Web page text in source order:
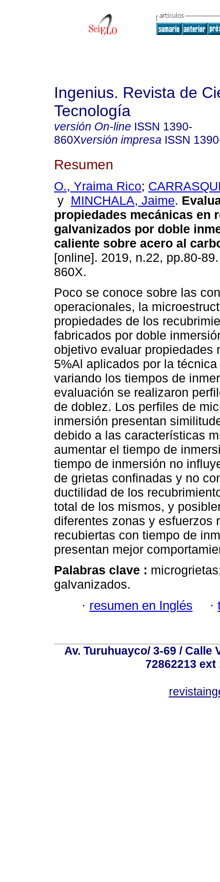
Ingenius. Revista de
Tecnología
versión On-line ISSN 1390-
860Xversión impresa ISSN
Resumen
O., Yraima Rico;
y MINCHALA, Jaime.
propiedades mecánicas en
galvanizados por doble
caliente sobre acero al
[online]. 2019, n.22, pp.80-
860X.
Poco se conoce sobre las
operacionales, la
propiedades de los
fabricados por doble
objetivo evaluar propiedades
5%Al aplicados por la
variando los tiempos de
evaluación se realizaron
de doblez. Los perfiles de
inmersión presentan
debido a las características
aumentar el tiempo de
tiempo de inmersión no
de grietas confinadas y no
ductilidad de los
total de los mismos, y
diferentes zonas y esfuerzos
recubiertas con tiempo de
presentan mejor
Palabras clave :
galvanizados.
· resumen en Inglés ·
Av. Turuhuayco/ 3-69 / Calle
72862213 ext